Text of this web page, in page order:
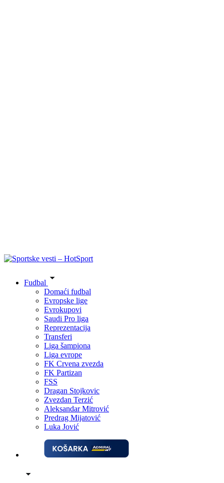
Fudbal
Domaći fudbal
Evropske lige
Evrokupovi
Saudi Pro liga
Reprezentacija
Transferi
Liga šampiona
Liga evrope
FK Crvena zvezda
FK Partizan
FSS
Dragan Stojkovic
Zvezdan Terzić
Aleksandar Mitrović
Predrag Mijatović
Luka Jović